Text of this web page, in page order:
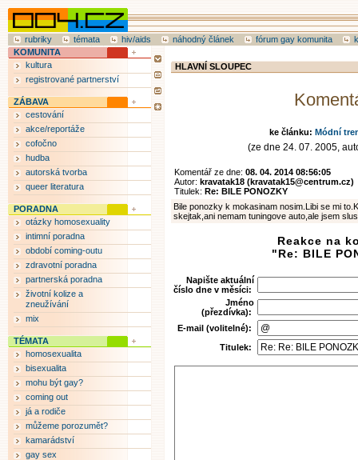
rubriky témata hiv/aids náhodný článek fórum gay komunita
HLAVNÍ SLOUPEC
ke článku: Módní
(ze dne 24. 07. 2005,
Komentář ze dne: 08. 04. 2014 08:56:05
Autor: kravatak18 (kravatak15@centrum.cz)
Titulek: Re: BILE PONOZKY
Bile ponozky k mokasinam nosim.Libi se mi
skejtak,ani nemam tuningove auto,ale jsem
Reakce na
"Re: BILE
Napište aktuální
číslo dne v měsíci:
Jméno
(přezdívka):
E-mail (volitelné):
Titulek:
KOMUNITA
kultura
registrované partnerství
ZÁBAVA
cestování
akce/reportáže
cofočno
hudba
autorská tvorba
queer literatura
PORADNA
otázky homosexuality
intimní poradna
období coming-outu
zdravotní poradna
partnerská poradna
životní kolize a
zneužívání
mix
TÉMATA
homosexualita
bisexualita
mohu být gay?
coming out
já a rodiče
můžeme porozumět?
kamarádství
gay sex